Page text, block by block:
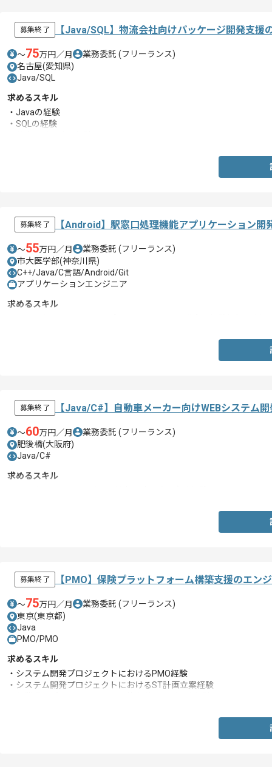
募集終了 【Java/SQL】物流会社向けパッケージ開発支援
〜75万円／月 業務委託 (フリーランス)
名古屋(愛知県)
Java/SQL
求めるスキル
・Javaの経験
・SQLの経験
募集終了 【Android】駅窓口処理機能アプリケーション
〜55万円／月 業務委託 (フリーランス)
市大医学部(神奈川県)
C++/Java/C言語/Android/Git
アプリケーションエンジニア
求めるスキル
募集終了 【Java/C#】自動車メーカー向けWEBシステム
〜60万円／月 業務委託 (フリーランス)
肥後橋(大阪府)
Java/C#
求めるスキル
募集終了 【PMO】保険プラットフォーム構築支援のエン
〜75万円／月 業務委託 (フリーランス)
東京(東京都)
Java
PMO/PMO
求めるスキル
・システム開発プロジェクトにおけるPMO経験
・システム開発プロジェクトにおけるST計画立案経験